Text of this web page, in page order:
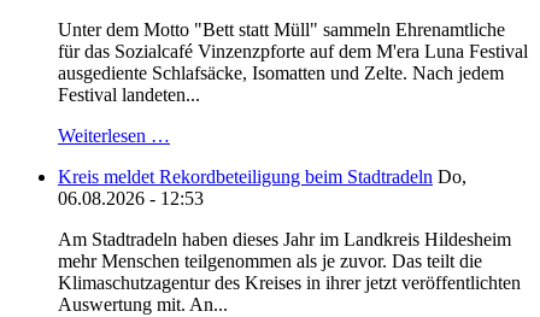
Unter dem Motto "Bett statt Müll" sammeln Ehrenamtliche
für das Sozialcafé Vinzenzpforte auf dem M'era Luna Festival
ausgediente Schlafsäcke, Isomatten und Zelte. Nach jedem
Festival landeten...
Weiterlesen …
Kreis meldet Rekordbeteiligung beim Stadtradeln Do,
06.08.2026 - 12:53
Am Stadtradeln haben dieses Jahr im Landkreis Hildesheim
mehr Menschen teilgenommen als je zuvor. Das teilt die
Klimaschutzagentur des Kreises in ihrer jetzt veröffentlichten
Auswertung mit. An...